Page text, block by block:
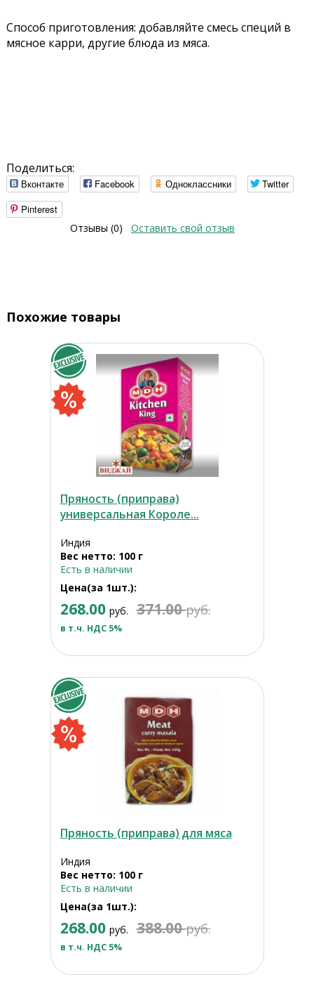
Способ приготовления: добавляйте смесь специй в
мясное карри, другие блюда из мяса.
Поделиться:
Вконтакте Facebook Одноклассники
Twitter
Pinterest
Отзывы (0)
Оставить свой отзыв
Похожие товары
Пряность (приправа)
универсальная Короле...
Индия
Вес нетто: 100 г
Есть в наличии
Цена(за 1шт.):
268.00 руб. 371.00руб.
в т.ч. НДС 5%
Пряность (приправа) для мяса
Индия
Вес нетто: 100 г
Есть в наличии
Цена(за 1шт.):
268.00 руб. 388.00руб.
в т.ч. НДС 5%